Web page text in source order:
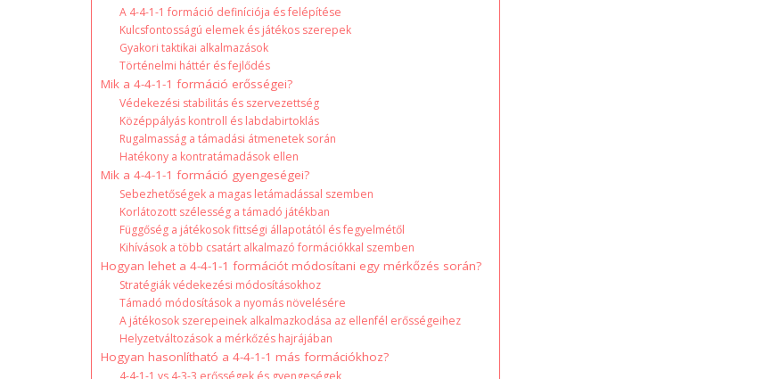
A 4-4-1-1 formáció definíciója és felépítése
Kulcsfontosságú elemek és játékos szerepek
Gyakori taktikai alkalmazások
Történelmi háttér és fejlődés
Mik a 4-4-1-1 formáció erősségei?
Védekezési stabilitás és szervezettség
Középpályás kontroll és labdabirtoklás
Rugalmasság a támadási átmenetek során
Hatékony a kontratámadások ellen
Mik a 4-4-1-1 formáció gyengeségei?
Sebezhetőségek a magas letámadással szemben
Korlátozott szélesség a támadó játékban
Függőség a játékosok fittségi állapotától és fegyelmétől
Kihívások a több csatárt alkalmazó formációkkal szemben
Hogyan lehet a 4-4-1-1 formációt módosítani egy mérkőzés során?
Stratégiák védekezési módosításokhoz
Támadó módosítások a nyomás növelésére
A játékosok szerepeinek alkalmazkodása az ellenfél erősségeihez
Helyzetváltozások a mérkőzés hajrájában
Hogyan hasonlítható a 4-4-1-1 más formációkhoz?
4-4-1-1 vs 4-3-3 erősségek és gyengeségek